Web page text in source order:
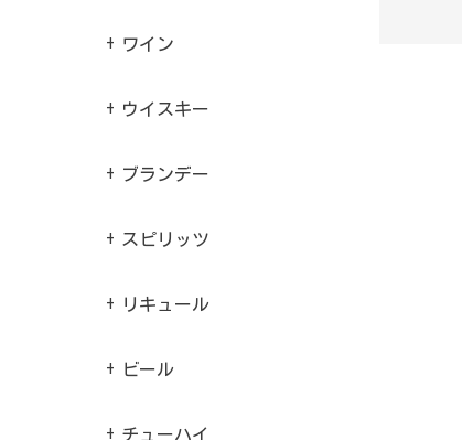
ワイン
ウイスキー
ブランデー
スピリッツ
リキュール
ビール
チューハイ